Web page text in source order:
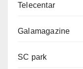
Telecentar
Galamagazine
SC park